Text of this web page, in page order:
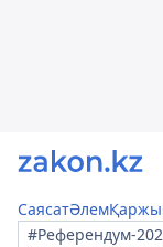
СаясатӘлемҚаржы
#Референдум-